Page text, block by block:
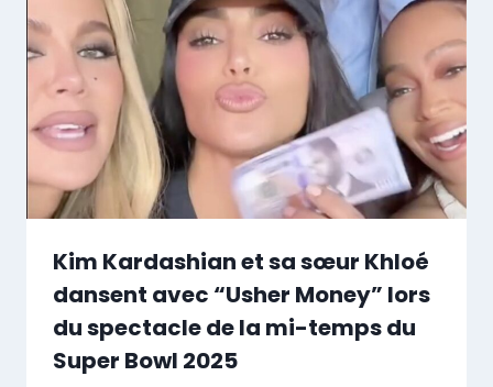
Kim Kardashian et sa sœur Khloé
dansent avec “Usher Money” lors
du spectacle de la mi-temps du
Super Bowl 2025